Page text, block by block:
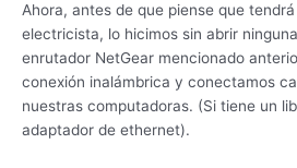
Ahora, antes de que piense que
electricista, lo hicimos sin abrir
enrutador NetGear mencionado
conexión inalámbrica y conectamos
nuestras computadoras. (Si tiene un
adaptador de ethernet).